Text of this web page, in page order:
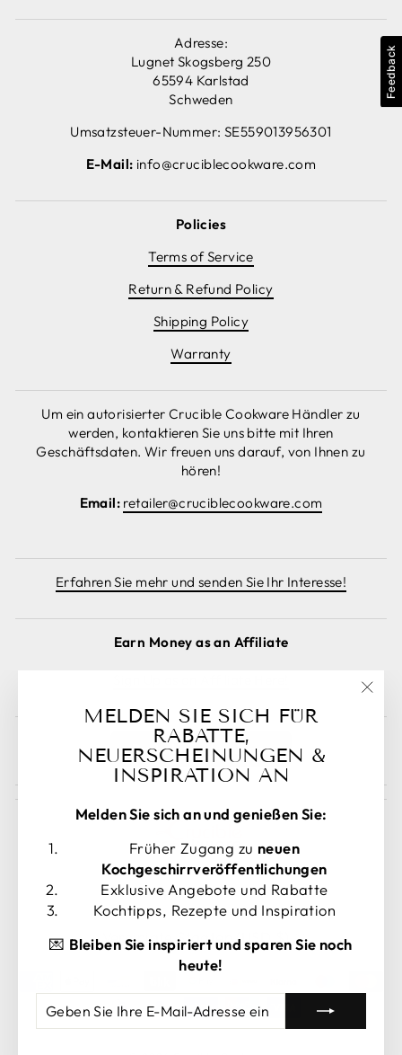
Adresse:
Lugnet Skogsberg 250
65594 Karlstad
Schweden
Umsatzsteuer-Nummer: SE559013956301
E-Mail: info@cruciblecookware.com
Policies
Terms of Service
Return & Refund Policy
Shipping Policy
Warranty
Um ein autorisierter Crucible Cookware Händler zu
werden, kontaktieren Sie uns bitte mit Ihren
Geschäftsdaten. Wir freuen uns darauf, von Ihnen zu
hören!
Email: retailer@cruciblecookware.com
Erfahren Sie mehr und senden Sie Ihr Interesse!
Earn Money as an Affiliate
Bestellung stornieren
SPRACHE
Deutsch
WÄHRUNG
Vereinigte Staaten (USD $)
MELDEN SIE SICH FÜR
RABATTE,
NEUERSCHEINUNGEN &
INSPIRATION AN
Melden Sie sich an und genießen Sie:
Früher Zugang zu neuen
Kochgeschirrveröffentlichungen
Exklusive Angebote und Rabatte
Kochtipps, Rezepte und Inspiration
💌 Bleiben Sie inspiriert und sparen Sie noch
heute!
SIE
IHRE
Feedback